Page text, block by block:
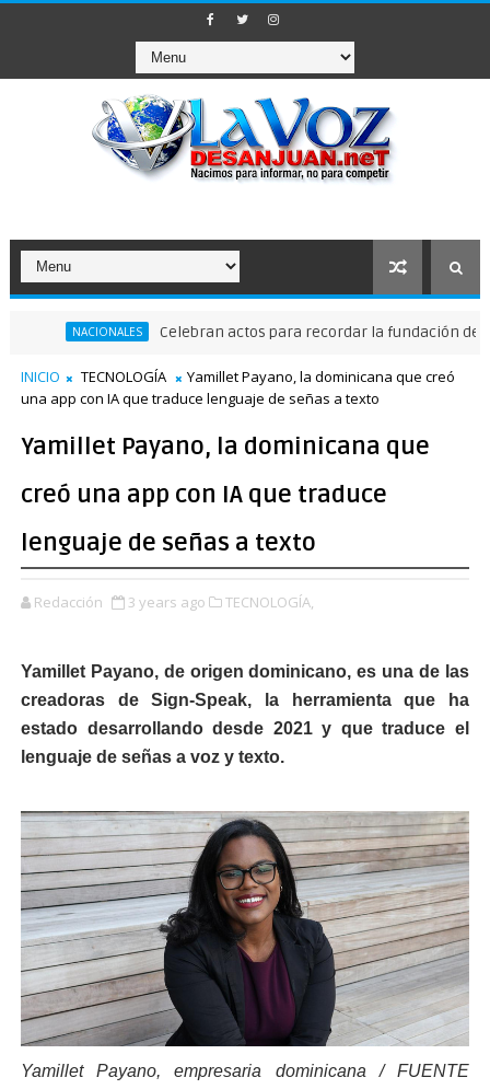
Celebran actos para recordar la fundación de Santo
INICIO TECNOLOGÍA
Yamillet Payano, la dominicana que creó
una app con IA que traduce lenguaje de señas a texto
Yamillet Payano, la dominicana que
creó una app con IA que traduce
lenguaje de señas a texto
Redacción 3 years ago TECNOLOGÍA,
Yamillet Payano, de origen dominicano, es una de las
creadoras de Sign-Speak, la herramienta que ha
estado desarrollando desde 2021 y que traduce el
lenguaje de señas a voz y texto.
Yamillet Payano, empresaria dominicana / FUENTE